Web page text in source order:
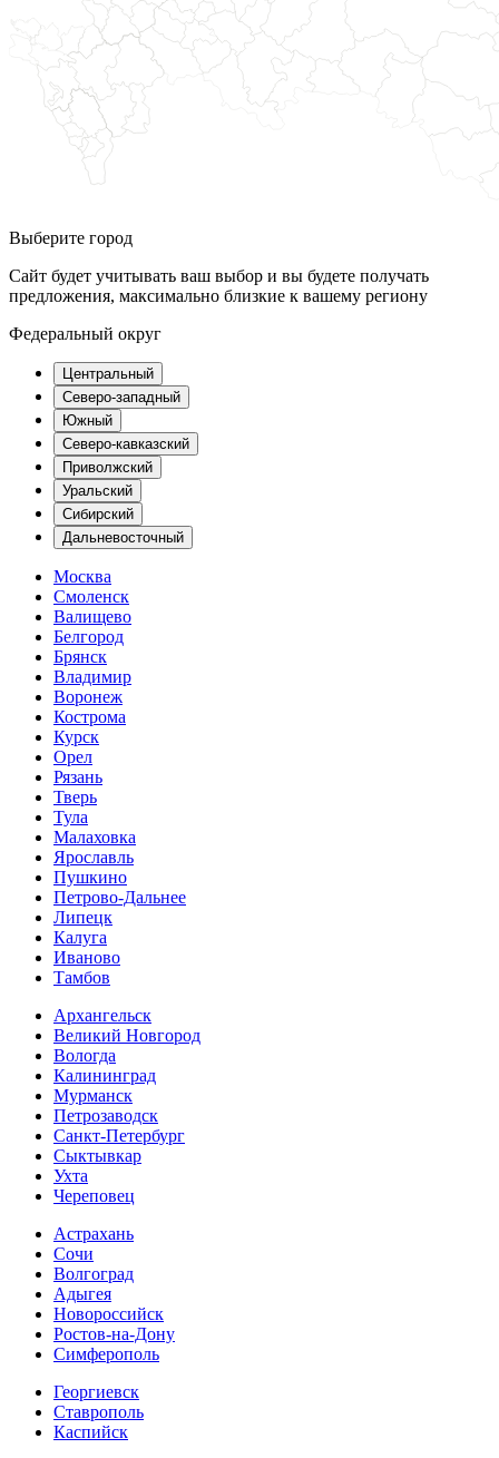
Выберите город
Сайт будет учитывать ваш выбор и вы будете получать
предложения, максимально близкие к вашему региону
Федеральный округ
Центральный
Северо-западный
Южный
Северо-кавказский
Приволжский
Уральский
Сибирский
Дальневосточный
Москва
Смоленск
Валищево
Белгород
Брянск
Владимир
Воронеж
Кострома
Курск
Орел
Рязань
Тверь
Тула
Малаховка
Ярославль
Пушкино
Петрово-Дальнее
Липецк
Калуга
Иваново
Тамбов
Архангельск
Великий Новгород
Вологда
Калининград
Мурманск
Петрозаводск
Санкт-Петербург
Сыктывкар
Ухта
Череповец
Астрахань
Сочи
Волгоград
Адыгея
Новороссийск
Ростов-на-Дону
Симферополь
Георгиевск
Ставрополь
Каспийск